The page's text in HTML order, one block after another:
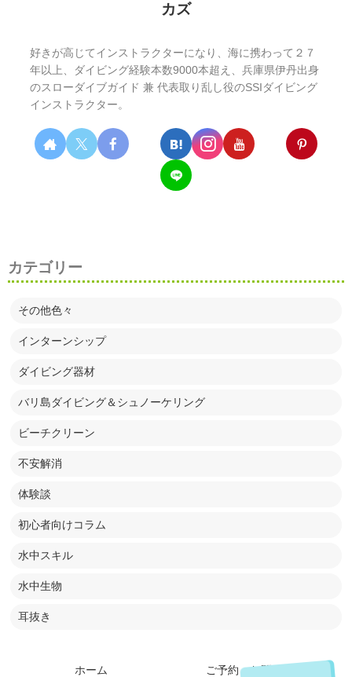
カズ
好きが高じてインストラクターになり、海に携わって２７
年以上、ダイビング経験本数9000本超え、兵庫県伊丹出身
のスローダイブガイド 兼 代表取り乱し役のSSIダイビング
インストラクター。
カテゴリー
その他色々
インターンシップ
ダイビング器材
バリ島ダイビング＆シュノーケリング
ビーチクリーン
不安解消
体験談
初心者向けコラム
水中スキル
水中生物
耳抜き
ホーム ご予約・お問い合わせ